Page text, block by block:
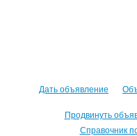
Дать объявление
Продвинуть
Справочник